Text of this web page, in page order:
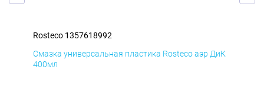
Rosteco 1357618992
Смазка универсальная пластика Rosteco аэр ДиК
400мл